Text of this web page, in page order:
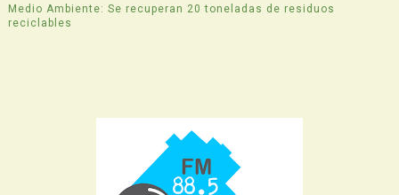
Medio Ambiente: Se recuperan 20 toneladas de residuos
reciclables